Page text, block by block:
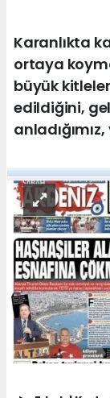
Karanlıkta
ortaya
büyük
edildiğini,